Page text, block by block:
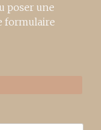
poser une
formulaire